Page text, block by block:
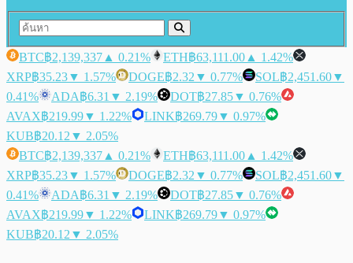
BTC฿2,139,337 ▲ 0.21% ETH฿63,111.00 ▲ 1.42%
XRP฿35.23▼ 1.57% DOGE฿2.32 ▼ 0.77% SOL฿2,451.60▼
0.41%
ADA฿6.31 ▼ 2.19% DOT฿27.85▼ 0.76%
AVAX฿219.99▼ 1.22% LINK฿269.79▼ 0.97%
KUB฿20.12 ▼ 2.05%
BTC฿2,139,337 ▲ 0.21% ETH฿63,111.00 ▲ 1.42%
XRP฿35.23▼ 1.57% DOGE฿2.32 ▼ 0.77% SOL฿2,451.60▼
0.41%
ADA฿6.31 ▼ 2.19% DOT฿27.85▼ 0.76%
AVAX฿219.99▼ 1.22% LINK฿269.79▼ 0.97%
KUB฿20.12 ▼ 2.05%